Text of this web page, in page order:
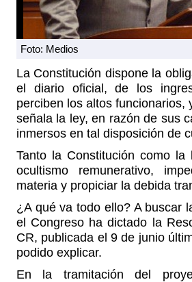
Foto: Medios
La Constitución dispone la
el diario oficial, de los
perciben los altos funcionarios,
señala la ley, en razón de sus
inmersos en tal disposición de
Tanto la Constitución como
ocultismo remunerativo,
materia y propiciar la debida
¿A qué va todo ello? A buscar
el Congreso ha dictado la
CR, publicada el 9 de junio
podido explicar.
En la tramitación del